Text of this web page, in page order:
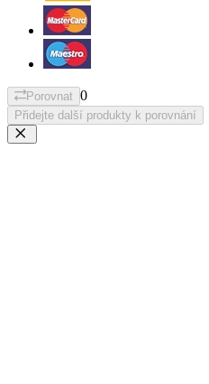
Porovnat 0
Přidejte další produkty k porovnání